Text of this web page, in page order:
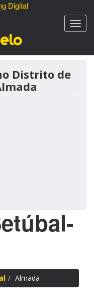
Digital
Distrito de
Almada